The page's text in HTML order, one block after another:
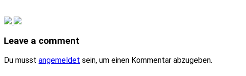
Leave a comment
Du musst angemeldet sein, um einen Kommentar abzugeben.